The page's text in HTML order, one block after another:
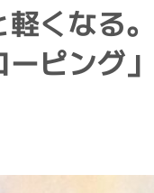
軽くなる
ピング